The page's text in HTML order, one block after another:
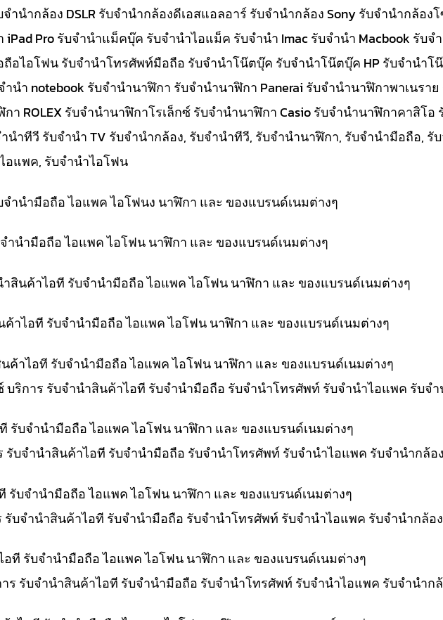
ำนำกล้อง DSLR รับจำนำกล้องดีเอสแอลอาร์ รับจำนำกล้อง Sony รับจำนำกล้อ
iPad Pro รับจำนำแม็คบุ๊ค รับจำนำไอแม็ค รับจำนำ Imac รับจำนำ Macbook รับจ
อไอโฟน รับจำนำโทรศัพท์มือถือ รับจำนำโน๊ตบุ๊ค รับจำนำโน๊ตบุ๊ค HP รับจำนำโ
นำ notebook รับจำนำนาฬิกา รับจำนำนาฬิกา Panerai รับจำนำนาฬิกาพาเนรา
ROLEX รับจำนำนาฬิกาโรเล็กซ์ รับจำนำนาฬิกา Casio รับจำนำนาฬิกาคาสิโอ
นำทีวี รับจำนำ TV รับจำนำกล้อง, รับจำนำทีวี, รับจำนำนาฬิกา, รับจำนำมือถือ, รั
อแพค, รับจำนำไอโฟน
ำนำมือถือ ไอแพค ไอโฟนง นาฬิกา และ ของแบรนด์เนมต่างๆ
ำนำมือถือ ไอแพค ไอโฟน นาฬิกา และ ของแบรนด์เนมต่างๆ
ำสินค้าไอที รับจำนำมือถือ ไอแพค ไอโฟน นาฬิกา และ ของแบรนด์เนมต่างๆ
าไอที รับจำนำมือถือ ไอแพค ไอโฟน นาฬิกา และ ของแบรนด์เนมต่างๆ
ค้าไอที รับจำนำมือถือ ไอแพค ไอโฟน นาฬิกา และ ของแบรนด์เนมต่างๆ
บริการ รับจำนำสินค้าไอที รับจำนำมือถือ รับจำนำโทรศัพท์ รับจำนำไอแพค รับจำ
รับจำนำมือถือ ไอแพค ไอโฟน นาฬิกา และ ของแบรนด์เนมต่างๆ
รับจำนำสินค้าไอที รับจำนำมือถือ รับจำนำโทรศัพท์ รับจำนำไอแพค รับจำนำกล้อ
รับจำนำมือถือ ไอแพค ไอโฟน นาฬิกา และ ของแบรนด์เนมต่างๆ
บจำนำสินค้าไอที รับจำนำมือถือ รับจำนำโทรศัพท์ รับจำนำไอแพค รับจำนำกล้อง
ที รับจำนำมือถือ ไอแพค ไอโฟน นาฬิกา และ ของแบรนด์เนมต่างๆ
ร รับจำนำสินค้าไอที รับจำนำมือถือ รับจำนำโทรศัพท์ รับจำนำไอแพค รับจำนำก